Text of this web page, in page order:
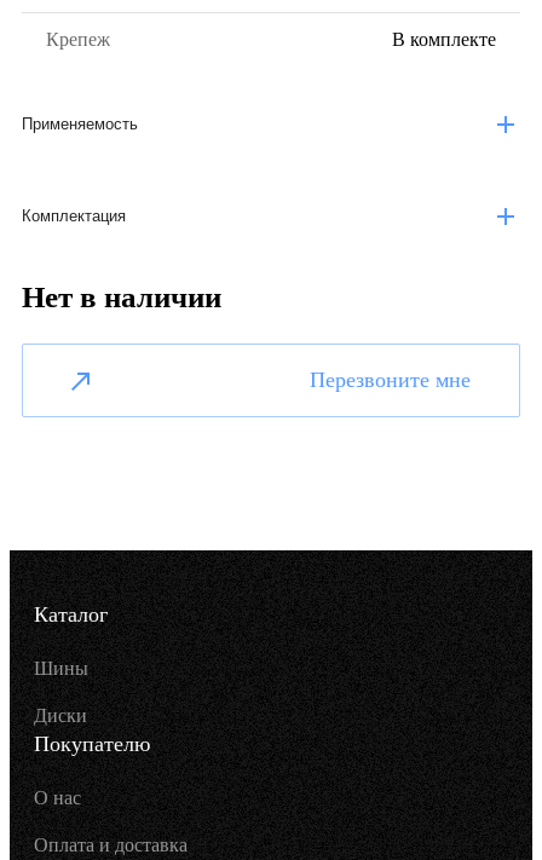
Крепеж В комплекте
Применяемость
Комплектация
Нет в наличии
Перезвоните мне
Каталог
Шины
Диски
Покупателю
О нас
Оплата и доставка